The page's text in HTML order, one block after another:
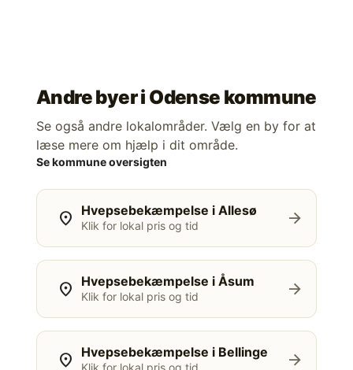
Andre byer i Odense kommune
Se også andre lokalområder. Vælg en by for at
læse mere om hjælp i dit område.
Se kommune oversigten
location_on Hvepsebekæmpelse i Allesø
Klik for lokal pris og tid arrow_forward
location_on Hvepsebekæmpelse i Åsum
Klik for lokal pris og tid arrow_forward
location_on Hvepsebekæmpelse i Bellinge
Klik for lokal pris og tid arrow_forward